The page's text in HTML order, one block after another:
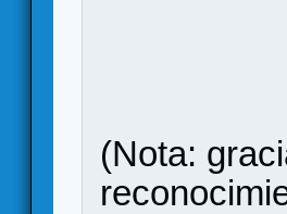
(Nota: